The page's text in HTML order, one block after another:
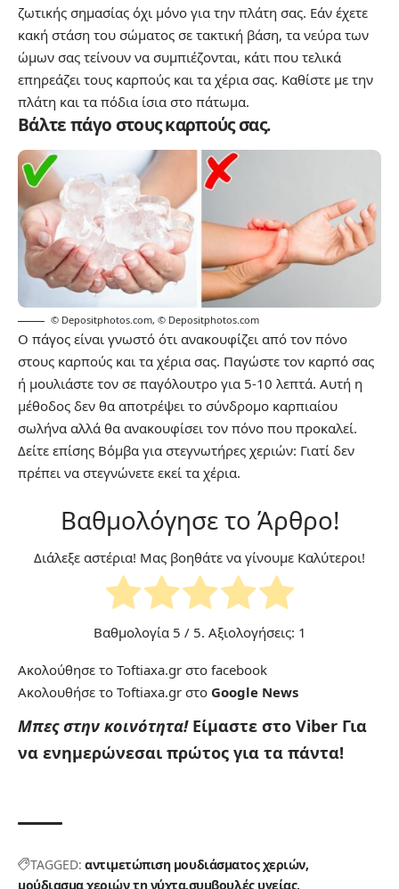
ζωτικής σημασίας όχι μόνο για την πλάτη σας. Εάν έχετε
κακή στάση του σώματος σε τακτική βάση, τα νεύρα των
ώμων σας τείνουν να συμπιέζονται, κάτι που τελικά
επηρεάζει τους καρπούς και τα χέρια σας. Καθίστε με την
πλάτη και τα πόδια ίσια στο πάτωμα.
Βάλτε πάγο στους καρπούς σας.
© Depositphotos.com, © Depositphotos.com
Ο πάγος είναι γνωστό ότι ανακουφίζει από τον πόνο
στους καρπούς και τα χέρια σας. Παγώστε τον καρπό σας
ή μουλιάστε τον σε παγόλουτρο για 5-10 λεπτά. Αυτή η
μέθοδος δεν θα αποτρέψει το σύνδρομο καρπιαίου
σωλήνα αλλά θα ανακουφίσει τον πόνο που προκαλεί.
Δείτε επίσης Βόμβα για στεγνωτήρες χεριών: Γιατί δεν
πρέπει να στεγνώνετε εκεί τα χέρια.
Βαθμολόγησε το Άρθρο!
Διάλεξε αστέρια! Μας βοηθάτε να γίνουμε Καλύτεροι!
Βαθμολογία 5 / 5. Αξιολογήσεις: 1
Ακολούθησε το Toftiaxa.gr στο facebook
Ακολουθήσε το Toftiaxa.gr στο Google News
Μπες στην κοινότητα! Είμαστε στο Viber Για
να ενημερώνεσαι πρώτος για τα πάντα!
TAGGED: αντιμετώπιση μουδιάσματος χεριών
μούδιασμα χεριών τη νύχτασυμβουλές υγείας